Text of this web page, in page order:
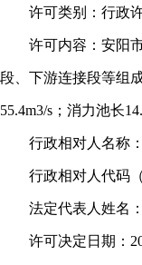
许可类别：行政
许可内容：安阳市
段、下游连接段等组
55.4m3/s；消力池长
行政相对人名称：
行政相对人代码（
法定代表人姓名
许可决定日期：